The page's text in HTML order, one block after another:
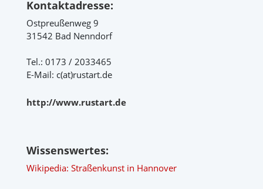
Kontaktadresse:
Ostpreußenweg 9
31542 Bad Nenndorf
Tel.: 0173 / 2033465
E-Mail: c(at)rustart.de
http://www.rustart.de
Wissenswertes:
Wikipedia: Straßenkunst in Hannover